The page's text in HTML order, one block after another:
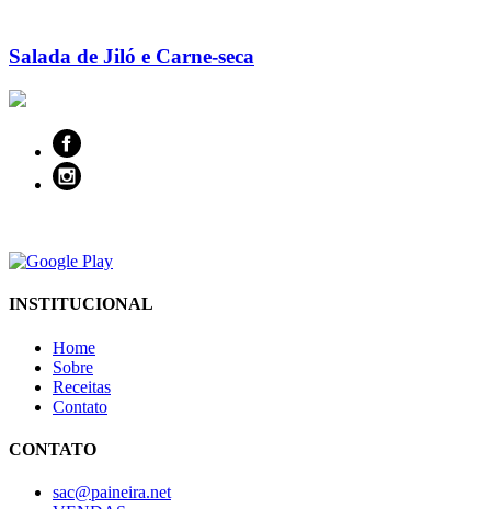
Salada de Jiló e Carne-seca
INSTITUCIONAL
Home
Sobre
Receitas
Contato
CONTATO
sac@paineira.net